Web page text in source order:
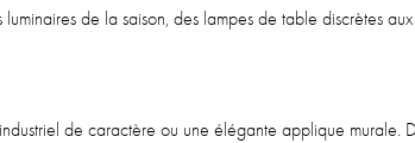
de la saison, des lampes de table discrètes
de caractère ou une élégante applique murale.